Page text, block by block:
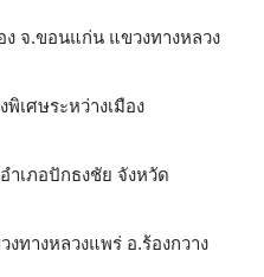
ง จ.ขอนแก่น แขวงทางหลวง
เศษระหว่างเมือง
ำเภอปักธงชัย จังหวัด
ทางหลวงแพร่ อ.ร้องกวาง